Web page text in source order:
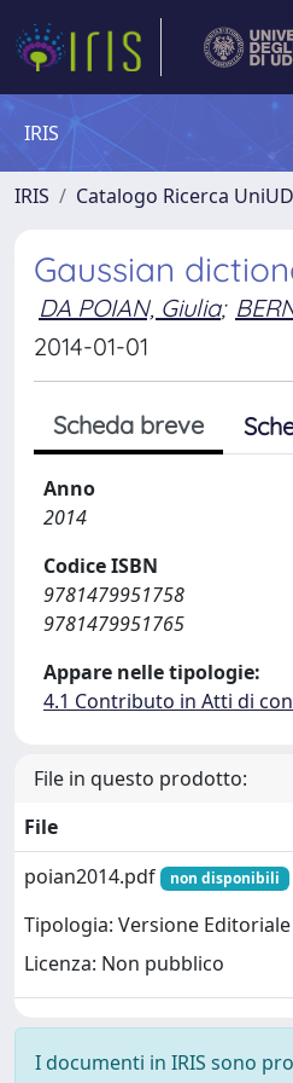
IRIS
IRIS Catalogo Ricerca
Gaussian
DA POIAN, Giulia;
2014-01-01
Scheda breve
Anno
2014
Codice ISBN
9781479951758
9781479951765
Appare nelle tipologie:
4.1 Contributo in Atti di
File in questo prodotto:
File
poian2014.pdf
non disponibili
Tipologia: Versione Editoriale
Licenza: Non pubblico
I documenti in IRIS sono